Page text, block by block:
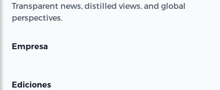
Transparent news, distilled views, and global
perspectives.
Empresa
Ediciones